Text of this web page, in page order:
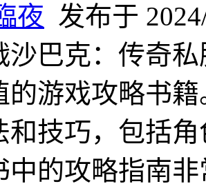
夜 发布于
沙巴克：传奇
的游戏攻略书
和技巧，包括
中的攻略指南